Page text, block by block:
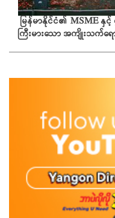
မြန်မာနိုင်ငံ၏ MSME
ကြီးမားသော အကျိုးသက်ရ